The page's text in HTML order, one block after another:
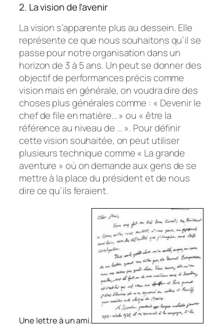
2. La vision de l’avenir
La vision s’apparente plus au dessein. Elle
représente ce que nous souhaitons qu’il se
passe pour notre organisation dans un
horizon de 3 à 5 ans. Un peut se donner des
objectif de performances précis comme
vision mais en générale, on voudra dire des
choses plus générales comme : « Devenir le
chef de file en matière… » ou « être la
référence au niveau de … ». Pour définir
cette vision souhaitée, on peut utiliser
plusieurs technique comme « La grande
aventure » où on demande aux gens de se
mettre à la place du président et de nous
dire ce qu’ils feraient.
Une lettre à un ami.